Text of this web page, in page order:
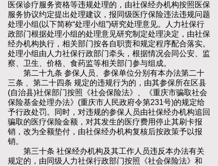
医保诊疗服务资格等违规处理的，由社保经办机构按照医保
服务协议约定提出处理建议，报同级医疗保险违法违规问题
处理小组(以下简称“处理小组”)研究处理意见。人力社保行
政部门根据处理小组的处理意见研究制定处理决定，由社保
经办机构执行，相关部门按各自职责和规定程序配合落实。
处理小组由人力社保行政部门牵头，根据情况会同公安、监
察、卫生、价格、食药监等相关部门参与组成。
第二十九条 参保人员、参保单位分别有本办法第二十
三条 、第二十四条 规定的违规行为的，由其参保所在区县
(自治县)社保部门按照《社会保险法》、《重庆市骗取社会
保险基金处理办法》(重庆市人民政府令第231号)的规定给
予行政处罚。同时，对违规的参保人员由社保经办机构追回
骗取的医疗保险金额，对其发生的医疗费用停止其刷卡报
销，改为全额垫付，由社保经办机构复核后按政策予以报
销。
第三十条 社保经办机构及其工作人员违反本办法有关
规定的，由同级人力社保行政部门按照《社会保险法》和